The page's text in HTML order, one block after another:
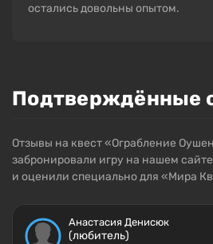
остались довольны опытом.
Подтверждённые
Отзывы на квест «Ограбление
забронировали игру на нашем
и оценили специально для «Мира
Анастасия Денисюк
(любитель)